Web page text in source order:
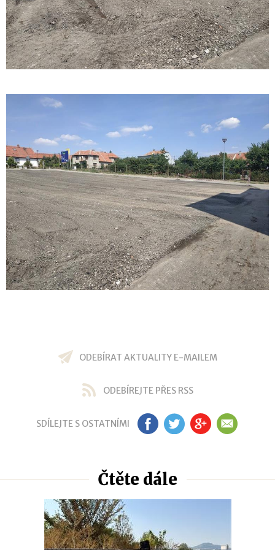
ODEBÍRAT AKTUALITY E-MAILEM
ODEBÍREJTE PŘES RSS
SDÍLEJTE S OSTATNÍMI FB TW GP EM
Čtěte dále